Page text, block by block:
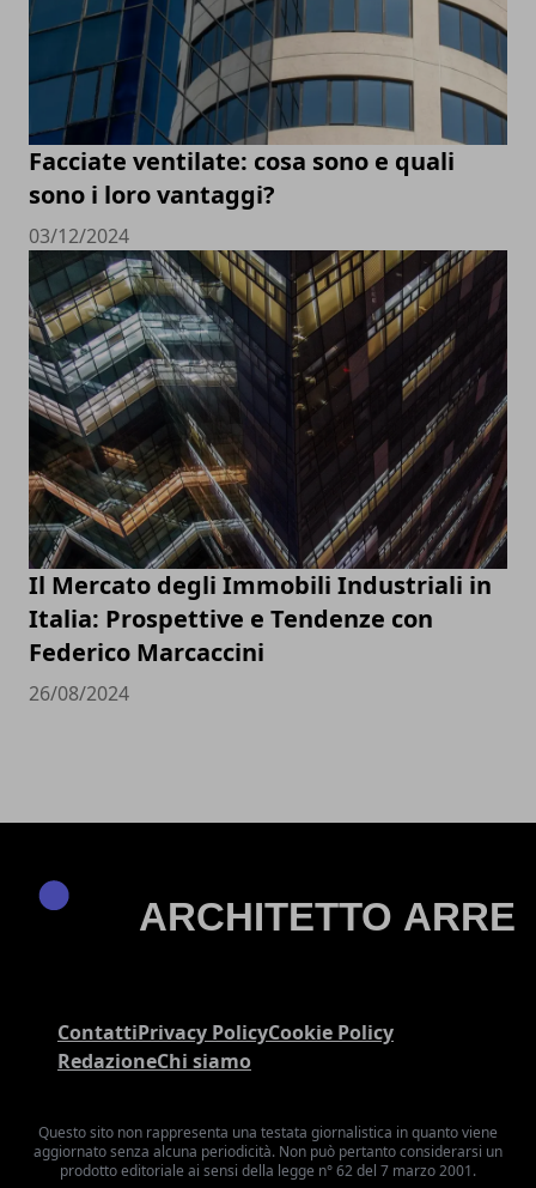
Facciate ventilate: cosa sono e quali
sono i loro vantaggi?
03/12/2024
Il Mercato degli Immobili Industriali in
Italia: Prospettive e Tendenze con
Federico Marcaccini
26/08/2024
ContattiPrivacy PolicyCookie Policy
RedazioneChi siamo
Questo sito non rappresenta una testata giornalistica in quanto viene
aggiornato senza alcuna periodicità. Non può pertanto considerarsi un
prodotto editoriale ai sensi della legge n° 62 del 7 marzo 2001.